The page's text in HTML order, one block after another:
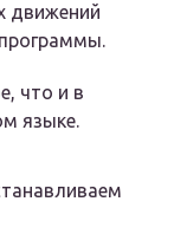
движений
что и в
языке.